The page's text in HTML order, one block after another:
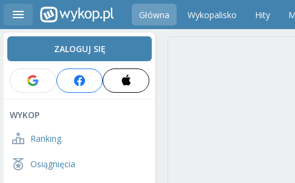
Główna Wykopalisko Hity
ZALOGUJ SIĘ
WYKOP
Ranking
Osiągnięcia